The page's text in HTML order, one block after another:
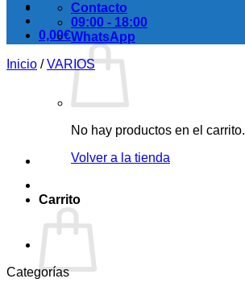
0,00€
No hay productos en el carrito.
Volver a la tienda
Carrito
Contacto
09:00 - 18:00
WhatsApp
Inicio / VARIOS
Categorías